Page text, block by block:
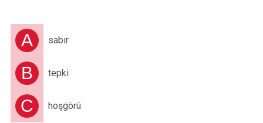
A sabır
B tepki
C hoşgörü